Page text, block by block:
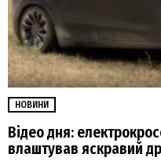
НОВИНИ
Відео дня:
влаштував яскравий